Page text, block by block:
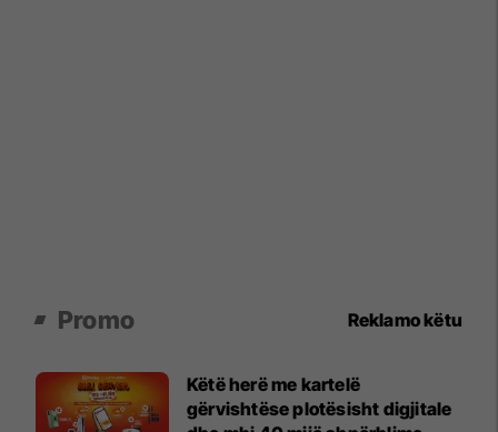
Promo Reklamo këtu
Këtë herë me kartelë
gërvishtëse plotësisht digjitale